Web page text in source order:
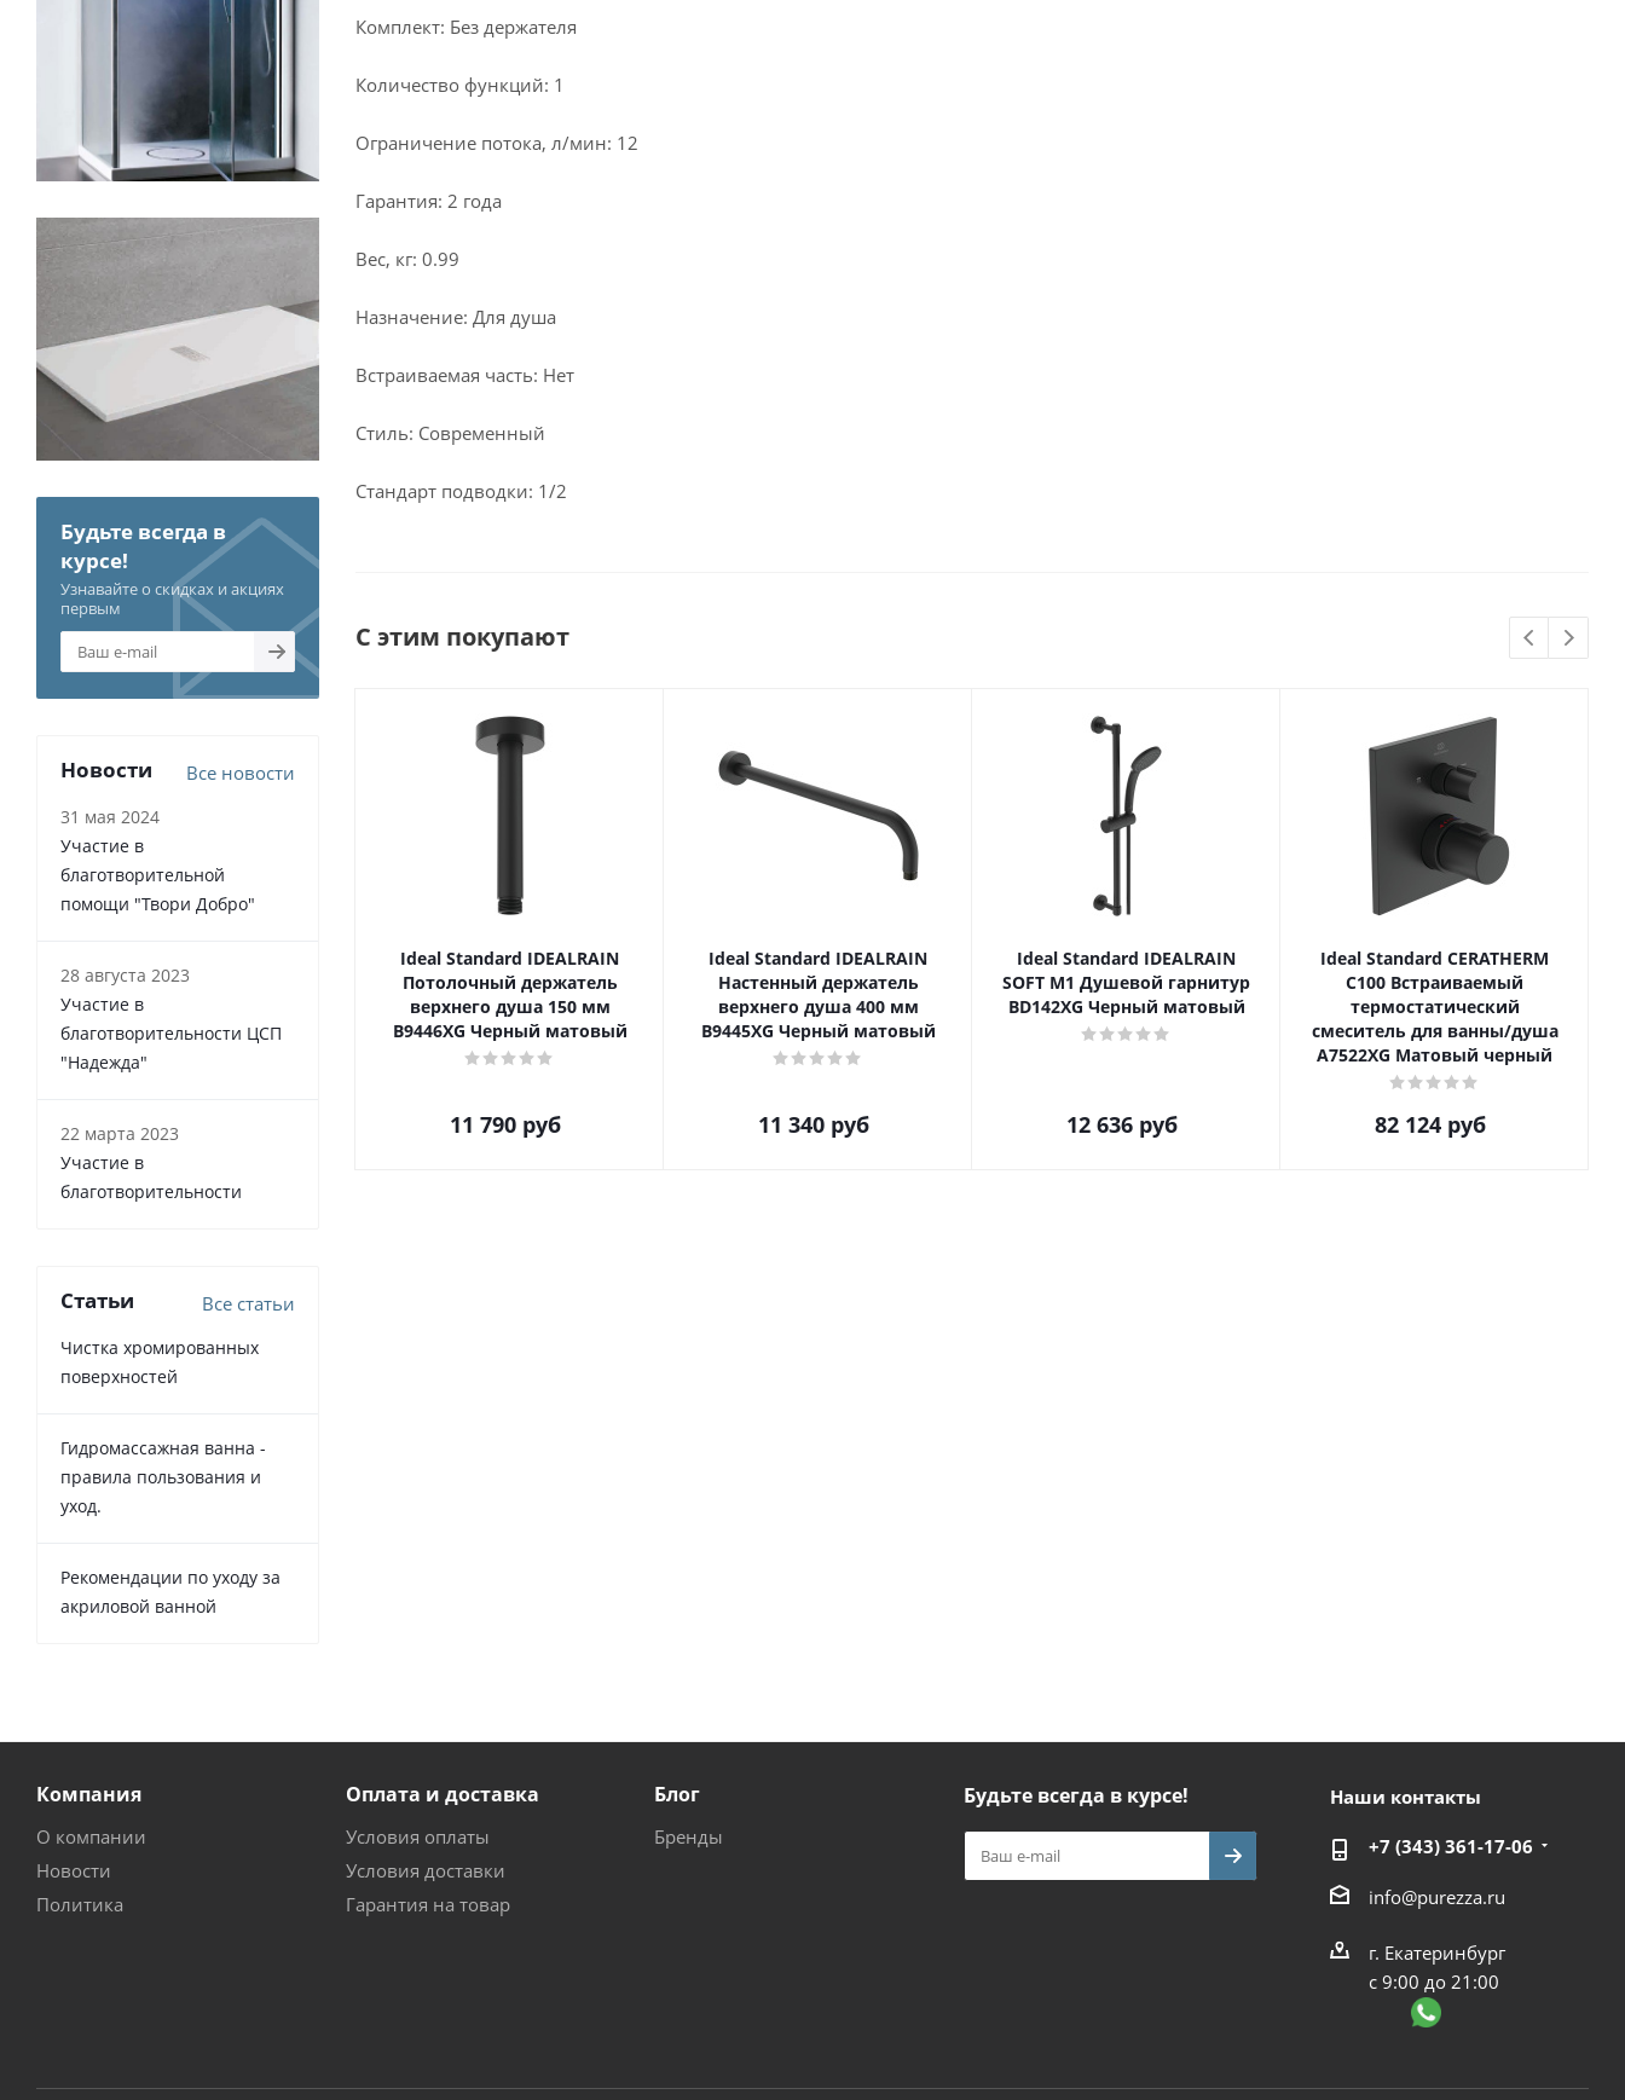
Комплект: Без держателя
Количество функций: 1
Ограничение потока, л/мин: 12
Гарантия: 2 года
Вес, кг: 0.99
Назначение: Для душа
Встраиваемая часть: Нет
Стиль: Современный
Стандарт подводки: 1/2
С этим покупают
Ideal Standard IDEALRAIN
Потолочный держатель
верхнего душа 150 мм
B9446XG Черный матовый
11 790 руб
Ideal Standard IDEALRAIN
Настенный держатель
верхнего душа 400 мм
B9445XG Черный матовый
11 340 руб
Ideal Standard IDEALRAIN
SOFT M1 Душевой гарнитур
BD142XG Черный матовый
12 636 руб
Ideal Standard CERATHERM
C100 Встраиваемый
термостатический
смеситель для ванны/душа
A7522XG Матовый черный
82 124 руб
Будьте всегда в
курсе!
Узнавайте о скидках и акциях
первым
Новости Все новости
31 мая 2024
Участие в
благотворительной
помощи "Твори Добро"
28 августа 2023
Участие в
благотворительности ЦСП
"Надежда"
22 марта 2023
Участие в
благотворительности
Статьи Все статьи
Чистка хромированных
поверхностей
Гидромассажная ванна -
правила пользования и
уход.
Рекомендации по уходу за
акриловой ванной
Компания
О компании
Новости
Политика
Оплата и доставка
Условия оплаты
Условия доставки
Гарантия на товар
Блог
Бренды
Будьте всегда в курсе! Наши контакты
+7 (343) 361-17-06
info@purezza.ru
г. Екатеринбург
с 9:00 до 21:00